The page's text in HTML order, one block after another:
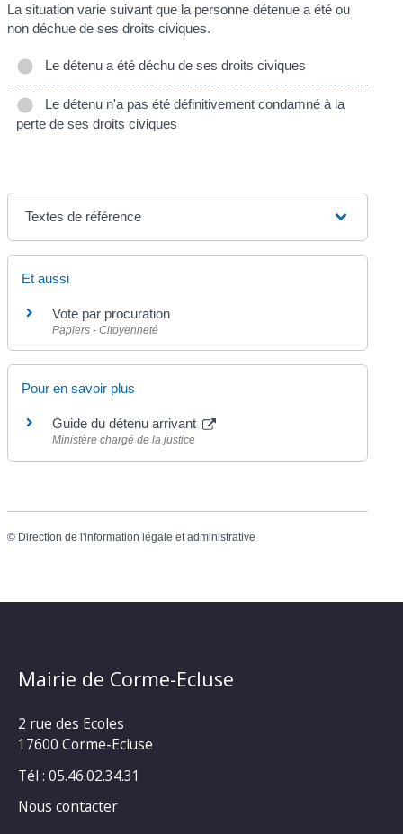
La situation varie suivant que la personne détenue a été ou
non déchue de ses droits civiques.
Le détenu a été déchu de ses droits civiques
Le détenu n'a pas été définitivement condamné à la
perte de ses droits civiques
Textes de référence
Et aussi
Vote par procuration
Papiers - Citoyenneté
Pour en savoir plus
Guide du détenu arrivant
Ministère chargé de la justice
© Direction de l'information légale et administrative
Mairie de Corme-Ecluse
2 rue des Ecoles
17600 Corme-Ecluse
Tél : 05.46.02.34.31
Nous contacter